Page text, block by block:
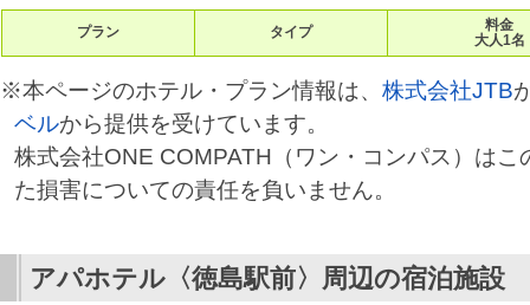
プラン タイプ
料金
大人1名
※本ページのホテル・プラン情報は、 株式会社JTB
ベルから提供を受けています。
株式会社ONE COMPATH（ワン・コンパス）はこ
た損害についての責任を負いません。
アパホテル〈徳島駅前〉 周辺の宿泊施設